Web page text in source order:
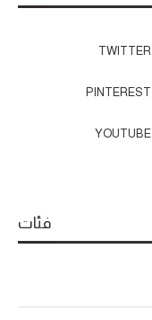
TWITTER
PINTEREST
YOUTUBE
فئات